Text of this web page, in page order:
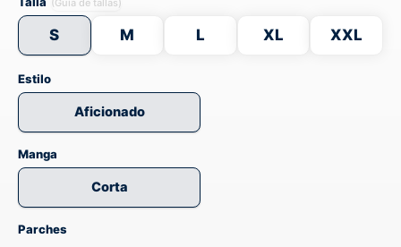
(Guía de tallas)
S M L XL XXL
Estilo
Aficionado
Manga
Corta
Parches